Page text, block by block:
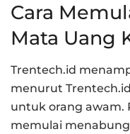
Cara
Mata Uang
Trentech.id
menurut
untuk orang awam.
memulai